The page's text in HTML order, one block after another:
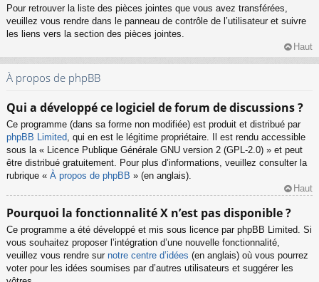
Pour retrouver la liste des pièces jointes que vous avez transférées,
veuillez vous rendre dans le panneau de contrôle de l’utilisateur et suivre
les liens vers la section des pièces jointes.
Haut
À propos de phpBB
Qui a développé ce logiciel de forum de discussions ?
Ce programme (dans sa forme non modifiée) est produit et distribué par
phpBB Limited, qui en est le légitime propriétaire. Il est rendu accessible
sous la « Licence Publique Générale GNU version 2 (GPL-2.0) » et peut
être distribué gratuitement. Pour plus d’informations, veuillez consulter la
rubrique « À propos de phpBB » (en anglais).
Haut
Pourquoi la fonctionnalité X n’est pas disponible ?
Ce programme a été développé et mis sous licence par phpBB Limited. Si
vous souhaitez proposer l’intégration d’une nouvelle fonctionnalité,
veuillez vous rendre sur notre centre d’idées (en anglais) où vous pourrez
voter pour les idées soumises par d’autres utilisateurs et suggérer les